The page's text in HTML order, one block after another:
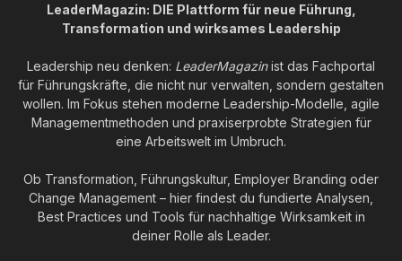
LeaderMagazin: DIE Plattform für neue Führung,
Transformation und wirksames Leadership
Leadership neu denken: LeaderMagazinist das Fachportal
für Führungskräfte, die nicht nur verwalten, sondern gestalten
wollen. Im Fokus stehen moderne Leadership-Modelle, agile
Managementmethoden und praxiserprobte Strategien für
eine Arbeitswelt im Umbruch.
Ob Transformation, Führungskultur, Employer Branding oder
Change Management – hier findest du fundierte Analysen,
Best Practices und Tools für nachhaltige Wirksamkeit in
deiner Rolle als Leader.